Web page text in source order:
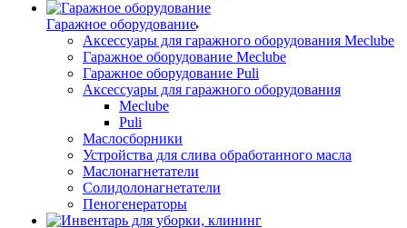
Гаражное оборудование
Аксессуары для гаражного оборудования Meclube
Гаражное оборудование Meclube
Гаражное оборудование Puli
Аксессуары для гаражного оборудования
Meclube
Puli
Маслосборники
Устройства для слива обработанного масла
Маслонагнетатели
Солидолонагнетатели
Пеногенераторы